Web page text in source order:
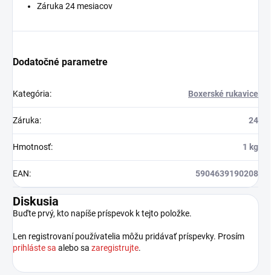
Záruka 24 mesiacov
Dodatočné parametre
Kategória: Boxerské rukavice
Záruka: 24
Hmotnosť: 1 kg
EAN: 5904639190208
Diskusia
Buďte prvý, kto napíše príspevok k tejto položke.
Len registrovaní používatelia môžu pridávať príspevky. Prosím
prihláste sa alebo sa zaregistrujte.